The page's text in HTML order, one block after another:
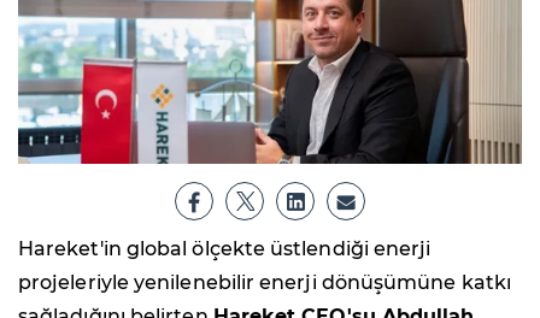
Hareket'in global ölçekte üstlendiği enerji
projeleriyle yenilenebilir enerji dönüşümüne katkı